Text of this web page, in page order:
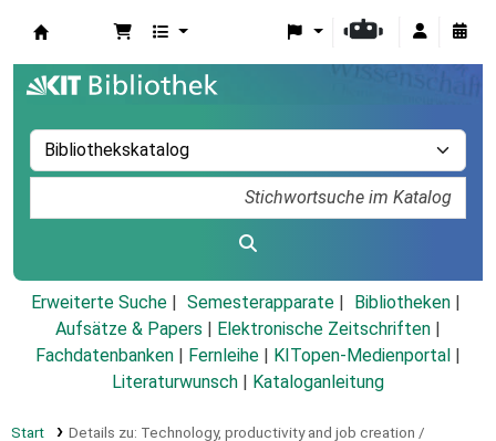
Erweiterte Suche Semesterapparate
Bibliotheken
Aufsätze & Papers
Elektronische Zeitschriften
Fachdatenbanken
Fernleihe KITopen-Medienportal
Literaturwunsch
Kataloganleitung
Start Details zu: Technology, productivity and job creation /